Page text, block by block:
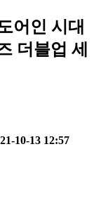
어인 시대
더블업 세
10-13 12:57